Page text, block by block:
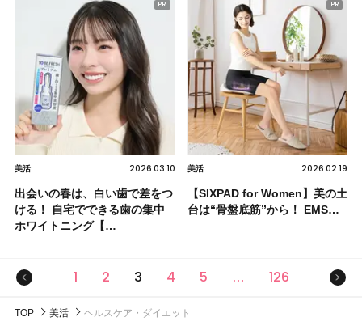
美活 2026.03.10
出会いの春は、白い歯で差をつ
ける！ 自宅でできる歯の集中
ホワイトニング【…
美活 2026.02.19
【SIXPAD for Women】美の土
台は“骨盤底筋”から！ EMS…
前のページ1 2 3 4 5 … 126 次の
TOP 美活 ヘルスケア・ダイエット